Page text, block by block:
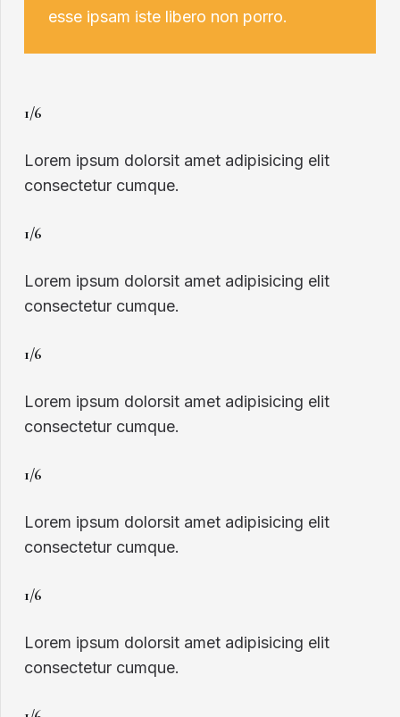
esse ipsam iste libero non porro.
1/6
Lorem ipsum dolorsit amet adipisicing elit
consectetur cumque.
1/6
Lorem ipsum dolorsit amet adipisicing elit
consectetur cumque.
1/6
Lorem ipsum dolorsit amet adipisicing elit
consectetur cumque.
1/6
Lorem ipsum dolorsit amet adipisicing elit
consectetur cumque.
1/6
Lorem ipsum dolorsit amet adipisicing elit
consectetur cumque.